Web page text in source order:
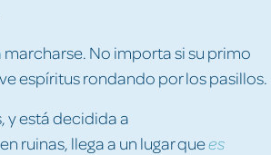
No importa si su primo
espíritus rondando por los pasillos.
y está decidida a
ruinas, llega a un lugar quees